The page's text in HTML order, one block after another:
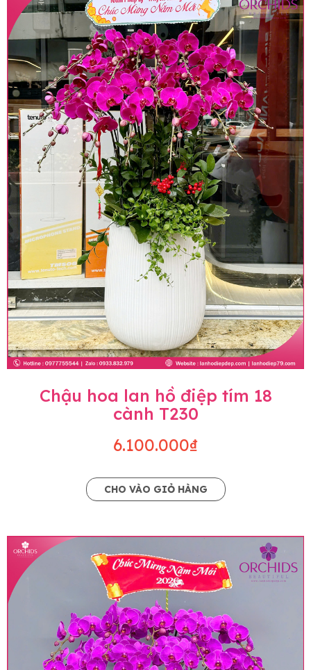
Chậu hoa lan hồ điệp tím 18
cành T230
6.100.000₫
CHO VÀO GIỎ HÀNG